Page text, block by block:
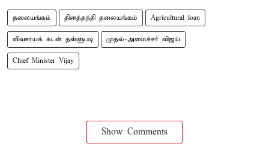
தலையங்கம் தினத்தந்தி தலையங்கம் Agricultural loan
விவசாயக் கடன் தள்ளுபடி முதல்-அமைச்சர் விஜய்
Chief Minister Vijay
Show Comments